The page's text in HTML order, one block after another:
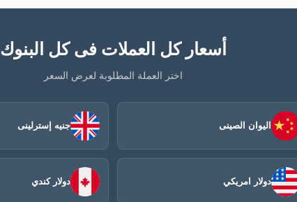
أسعار كل العملات فى كل البنوك
اختر العملة المطلوبة لعرض السعر
اليوان الصينى​ جنيه إسترلينى
دولار امريكي دولار كندي